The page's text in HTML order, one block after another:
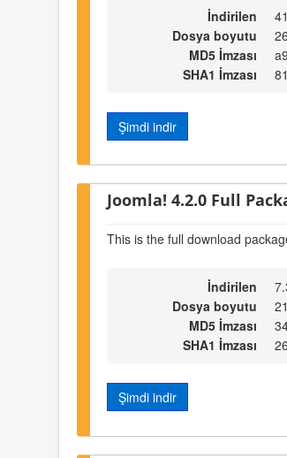
İndirilen
Dosya boyutu
MD5 İmzası
SHA1 İmzası
Şimdi indir
Joomla! 4.2.0 Full
This is the full download
İndirilen
Dosya boyutu
MD5 İmzası
SHA1 İmzası
Şimdi indir